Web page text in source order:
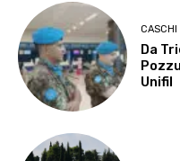
CASCHI
Da
Unifil